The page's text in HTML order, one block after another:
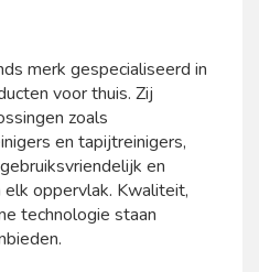
merk gespecialiseerd in
voor thuis. Zij
zoals
en tapijtreinigers,
en
elk oppervlak. Kwaliteit,
technologie staan